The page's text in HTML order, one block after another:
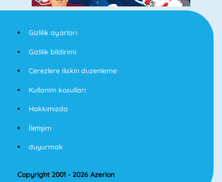
Gizlilik ayarları
Gizlilik bildirimi
Cerezlere iliskin duzenleme
Kullanim kosullari
Hakkımızda
İletişim
duyurmak
Copyright 2001 - 2026 Azerion